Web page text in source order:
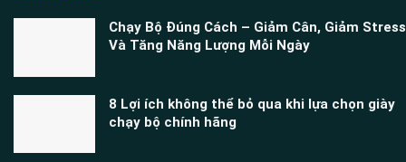
Chạy Bộ Đúng Cách – Giảm Cân, Giảm Stress
Và Tăng Năng Lượng Mỗi Ngày
8 Lợi ích không thể bỏ qua khi lựa chọn giày
chạy bộ chính hãng